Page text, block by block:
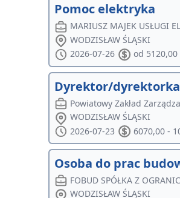
Pomoc elektryka
MARIUSZ MAJEK USŁUGI
WODZISŁAW ŚLĄSKI
2026-07-26
od 5120,00
Dyrektor/dyrektorka
Powiatowy Zakład
WODZISŁAW ŚLĄSKI
2026-07-23
6070,00 -
Osoba do prac
FOBUD SPÓŁKA Z
WODZISŁAW ŚLĄSKI